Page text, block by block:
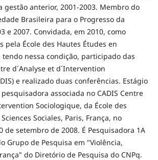
gestão anterior, 2001-2003. Membro do
Brasileira para o Progresso da
e 2007. Convidada, em 2010, como
pela École des Hautes Études en
tendo nessa condição, participado das
d´Analyse et d´Intervention
e realizado duas conferências. Estágio
associada no CADIS Centre
Sociologique, da École des
Sociales, Paris, França, no
de setembro de 2008. É Pesquisadora 1A
Grupo de Pesquisa em "Violência,
do Diretório de Pesquisa do CNPq.